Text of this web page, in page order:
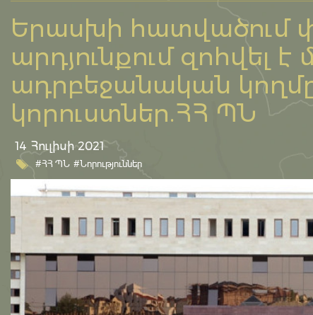
Երասխի հատվածում
արդյունքում զոհվել
ադրբեջանական կողմը
կորուստներ.ՀՀ ՊՆ
14 Հուլիսի 2021
#ՀՀ ՊՆ #Նորություններ